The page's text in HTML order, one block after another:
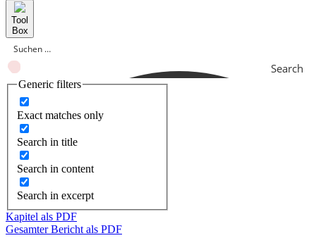
Tool
Box
Search
Generic filters
Exact matches only
Search in title
Search in content
Search in excerpt
Kapitel als PDF
Gesamter Bericht als PDF